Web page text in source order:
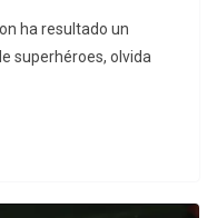
ha resultado un
superhéroes, olvida